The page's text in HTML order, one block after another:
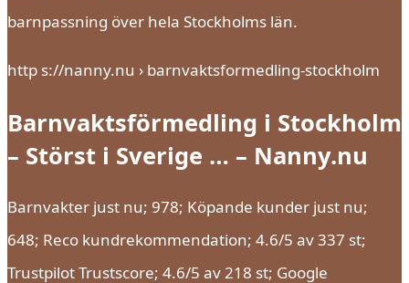
barnpassning över hela Stockholms län.
http s://nanny.nu › barnvaktsformedling-stockholm
Barnvaktsförmedling i Stockholm
– Störst i Sverige … – Nanny.nu
Barnvakter just nu; 978; Köpande kunder just nu;
648; Reco kundrekommendation; 4.6/5 av 337 st;
Trustpilot Trustscore; 4.6/5 av 218 st; Google